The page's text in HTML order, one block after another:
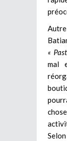
«
mal